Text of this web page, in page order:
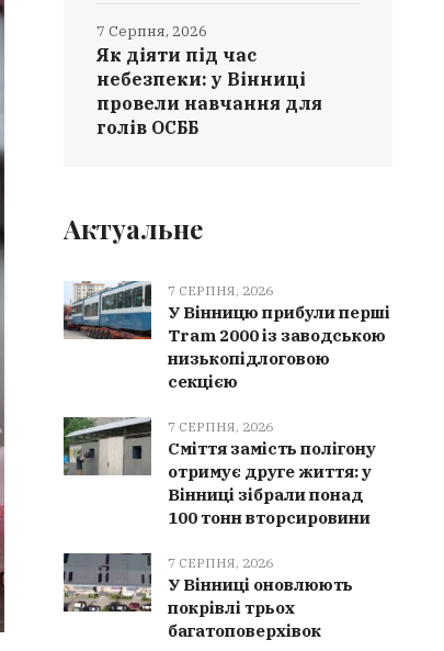
Як діяти під час
небезпеки: у Вінниці
провели навчання для
голів ОСББ
7 Серпня, 2026
Актуальне
7 СЕРПНЯ, 2026
У Вінницю прибули перші
Tram 2000 із заводською
низькопідлоговою
секцією
7 СЕРПНЯ, 2026
Сміття замість полігону
отримує друге життя: у
Вінниці зібрали понад
100 тонн вторсировини
7 СЕРПНЯ, 2026
У Вінниці оновлюють
покрівлі трьох
багатоповерхівок